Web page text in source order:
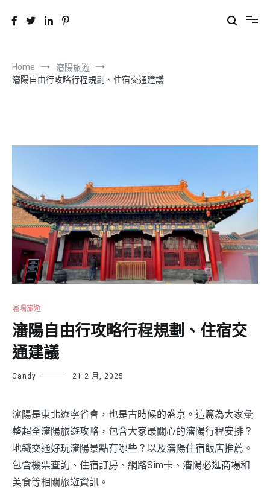
Home
瀋陽旅遊
瀋陽自由行攻略行程規劃、住宿交通建議
瀋陽旅遊
瀋陽自由行攻略行程規劃、住宿交
通建議
Candy 21 2 月, 2025
瀋陽是東北遼寧省會，也是古時候的盛京。這篇為大家彙
整超全瀋陽旅遊攻略，包含大家最關心的瀋陽行程安排？
地鐵交通好玩瀋陽景點有哪些？以及瀋陽住宿飯店推薦。
包含機票查詢、住宿訂房、網路Sim卡、瀋陽必逛商場和
美食等相關旅遊資訊。